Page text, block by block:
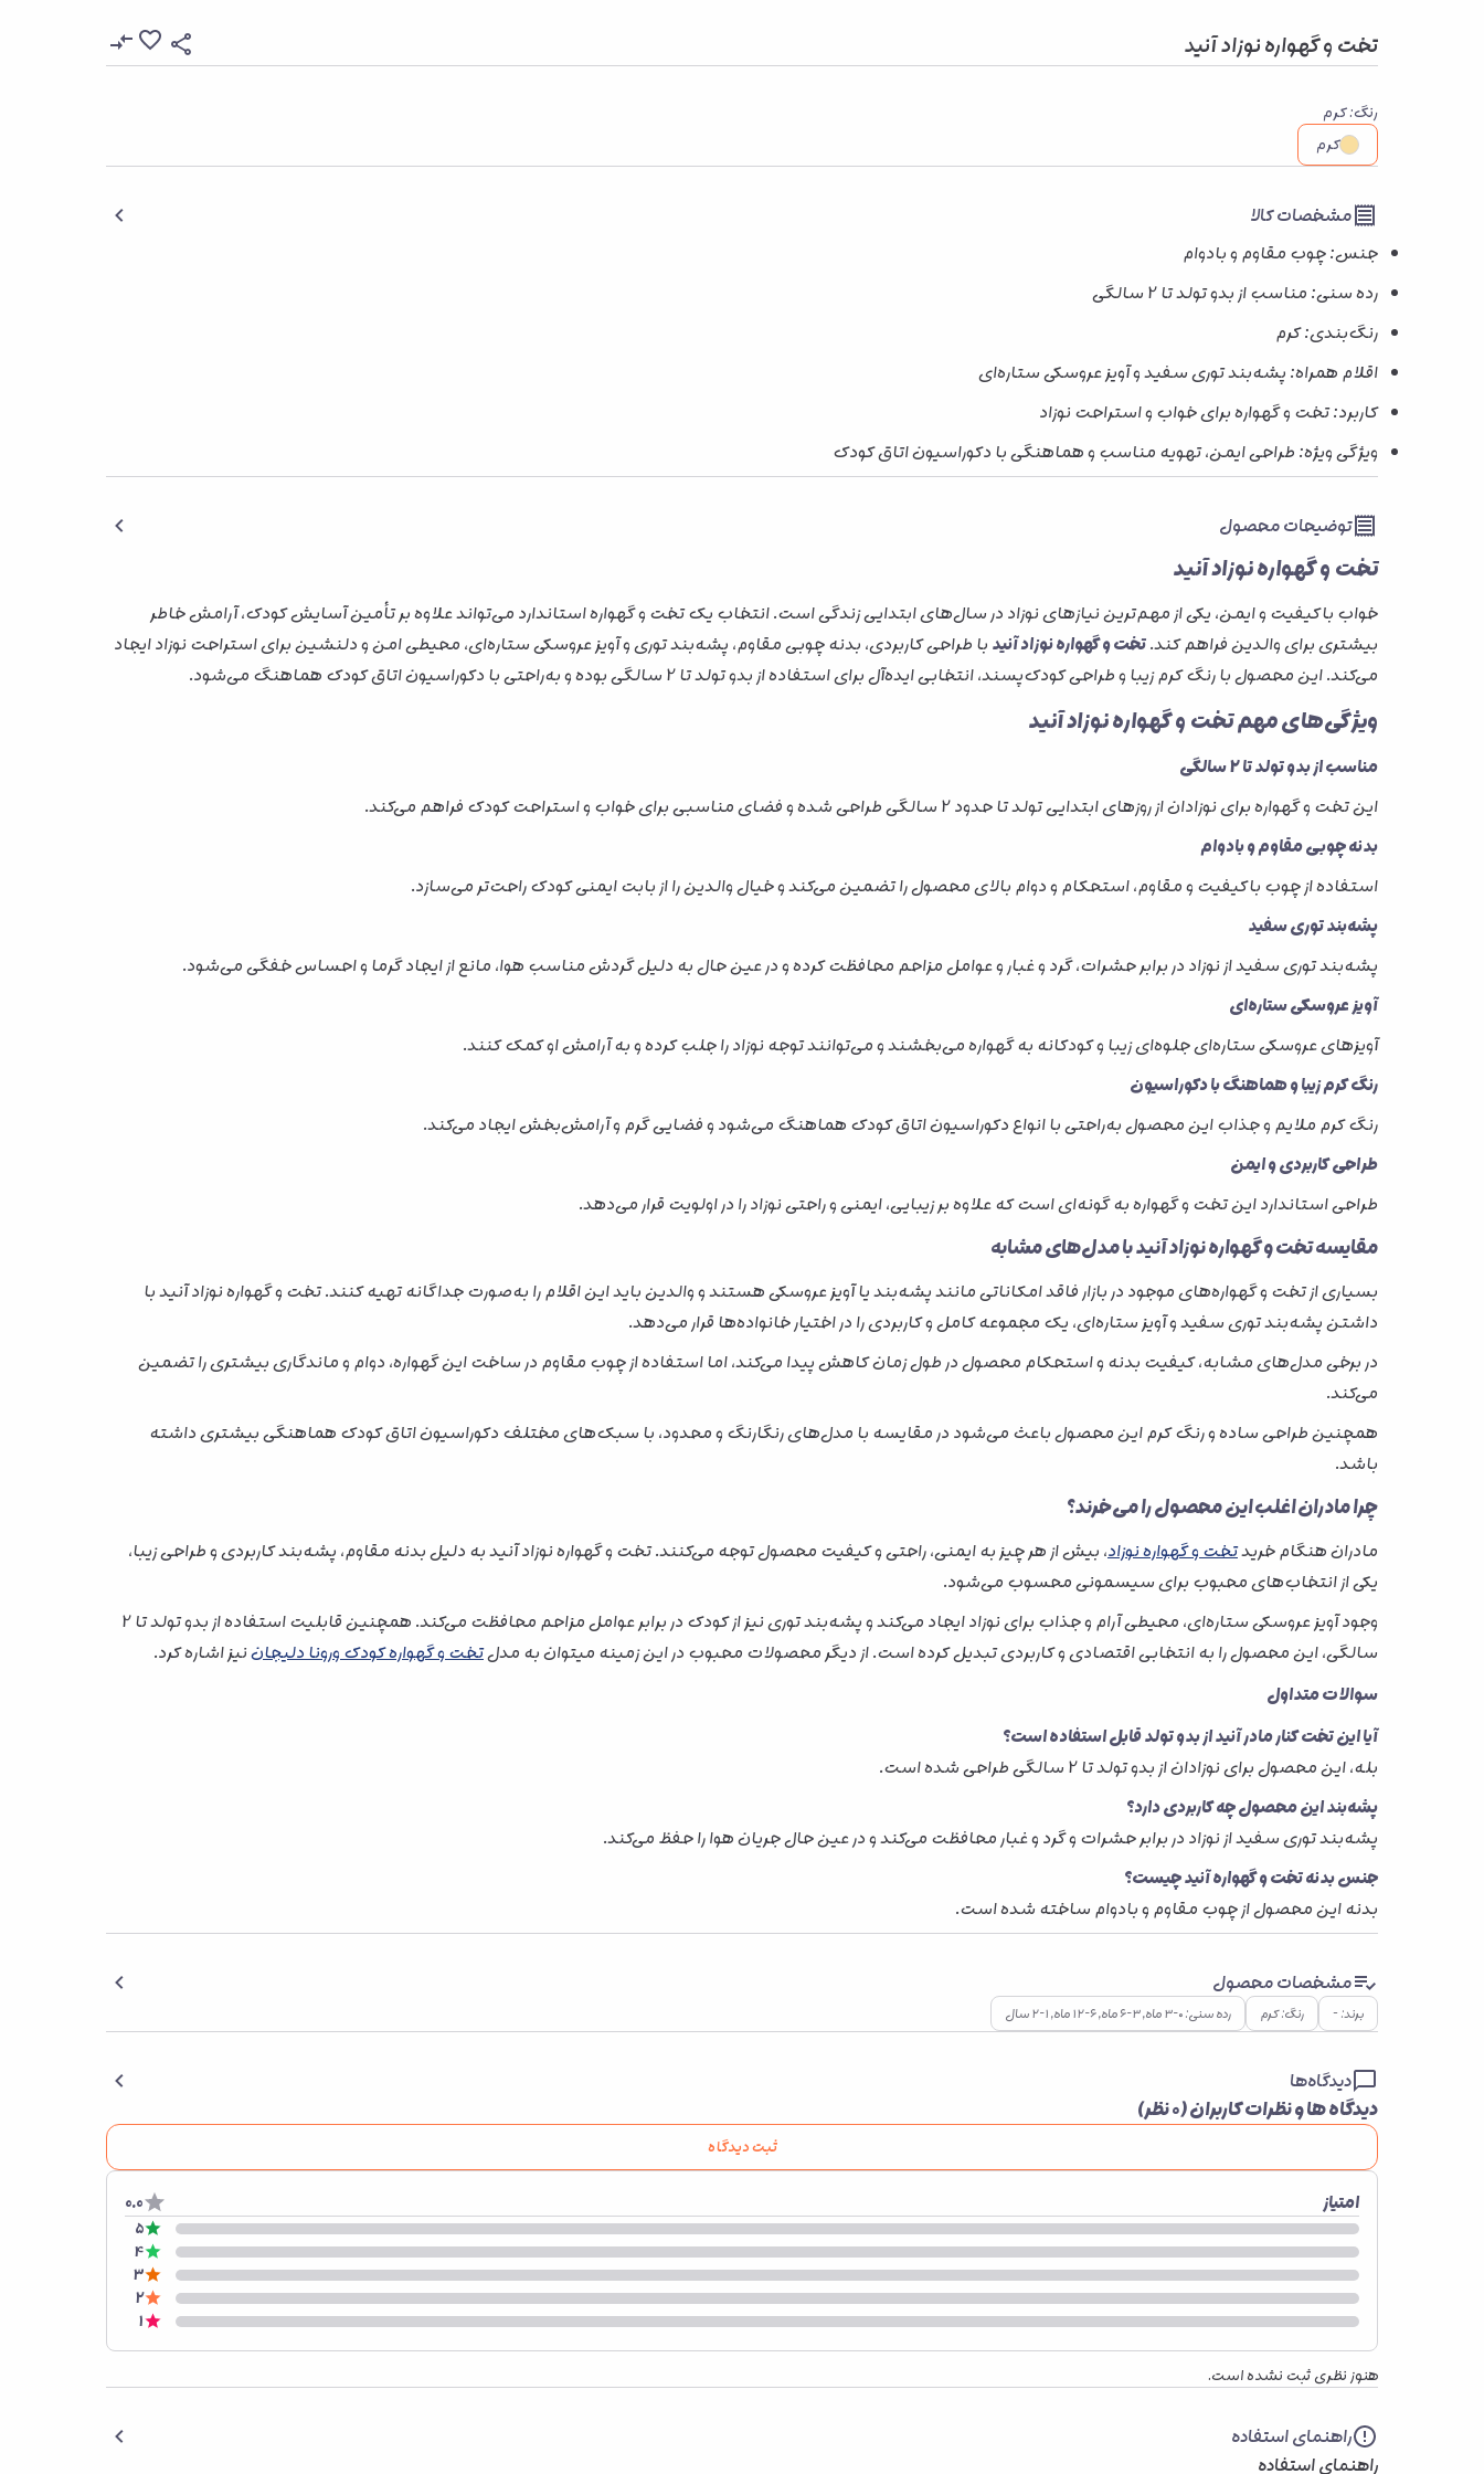
تخت و گهواره نوزاد آنید
رنگ:کرم
کرم
مشخصات کالا
جنس: چوب مقاوم و بادوام
رده سنی: مناسب از بدو تولد تا 2 سالگی
رنگ‌بندی: کرم
اقلام همراه: پشه‌بند توری سفید و آویز عروسکی ستاره‌ای
کاربرد: تخت و گهواره برای خواب و استراحت نوزاد
ویژگی ویژه: طراحی ایمن، تهویه مناسب و هماهنگی با دکوراسیون اتاق کودک
توضیحات محصول
تخت و گهواره نوزاد آنید
خواب باکیفیت و ایمن، یکی از مهم‌ترین نیازهای نوزاد در سال‌های ابتدایی زندگی است. انتخاب یک تخت و گهواره استاندارد می‌تواند علاوه بر تأمین آسایش کودک، آرامش خاطر
بیشتری برای والدین فراهم کند.تخت و گهواره نوزاد آنید با طراحی کاربردی، بدنه چوبی مقاوم، پشه‌بند توری و آویز عروسکی ستاره‌ای، محیطی امن و دلنشین برای استراحت نوزاد ایجاد
می‌کند. این محصول با رنگ کرم زیبا و طراحی کودک‌پسند، انتخابی ایده‌آل برای استفاده از بدو تولد تا 2 سالگی بوده و به‌راحتی با دکوراسیون اتاق کودک هماهنگ می‌شود.
ویژگی‌های مهم تخت و گهواره نوزاد آنید
مناسب از بدو تولد تا 2 سالگی
این تخت و گهواره برای نوزادان از روزهای ابتدایی تولد تا حدود 2 سالگی طراحی شده و فضای مناسبی برای خواب و استراحت کودک فراهم می‌کند.
بدنه چوبی مقاوم و بادوام
استفاده از چوب باکیفیت و مقاوم، استحکام و دوام بالای محصول را تضمین می‌کند و خیال والدین را از بابت ایمنی کودک راحت‌تر می‌سازد.
پشه‌بند توری سفید
پشه‌بند توری سفید از نوزاد در برابر حشرات، گرد و غبار و عوامل مزاحم محافظت کرده و در عین حال به دلیل گردش مناسب هوا، مانع از ایجاد گرما و احساس خفگی می‌شود.
آویز عروسکی ستاره‌ای
آویزهای عروسکی ستاره‌ای جلوه‌ای زیبا و کودکانه به گهواره می‌بخشند و می‌توانند توجه نوزاد را جلب کرده و به آرامش او کمک کنند.
رنگ کرم زیبا و هماهنگ با دکوراسیون
رنگ کرم ملایم و جذاب این محصول به‌راحتی با انواع دکوراسیون اتاق کودک هماهنگ می‌شود و فضایی گرم و آرامش‌بخش ایجاد می‌کند.
طراحی کاربردی و ایمن
طراحی استاندارد این تخت و گهواره به گونه‌ای است که علاوه بر زیبایی، ایمنی و راحتی نوزاد را در اولویت قرار می‌دهد.
مقایسه تخت و گهواره نوزاد آنید با مدل‌های مشابه
بسیاری از تخت و گهواره‌های موجود در بازار فاقد امکاناتی مانند پشه‌بند یا آویز عروسکی هستند و والدین باید این اقلام را به‌صورت جداگانه تهیه کنند. تخت و گهواره نوزاد آنید با
داشتن پشه‌بند توری سفید و آویز ستاره‌ای، یک مجموعه کامل و کاربردی را در اختیار خانواده‌ها قرار می‌دهد.
در برخی مدل‌های مشابه، کیفیت بدنه و استحکام محصول در طول زمان کاهش پیدا می‌کند، اما استفاده از چوب مقاوم در ساخت این گهواره، دوام و ماندگاری بیشتری را تضمین
می‌کند.
همچنین طراحی ساده و رنگ کرم این محصول باعث می‌شود در مقایسه با مدل‌های رنگارنگ و محدود، با سبک‌های مختلف دکوراسیون اتاق کودک هماهنگی بیشتری داشته
باشد.
چرا مادران اغلب این محصول را می‌خرند؟
مادران هنگام خریدتخت و گهواره نوزاد، بیش از هر چیز به ایمنی، راحتی و کیفیت محصول توجه می‌کنند. تخت و گهواره نوزاد آنید به دلیل بدنه مقاوم، پشه‌بند کاربردی و طراحی زیبا،
یکی از انتخاب‌های محبوب برای سیسمونی محسوب می‌شود.
وجود آویز عروسکی ستاره‌ای، محیطی آرام و جذاب برای نوزاد ایجاد می‌کند و پشه‌بند توری نیز از کودک در برابر عوامل مزاحم محافظت می‌کند. همچنین قابلیت استفاده از بدو تولد تا 2
سالگی، این محصول را به انتخابی اقتصادی و کاربردی تبدیل کرده است. از دیگر محصولات محبوب در این زمینه میتوان به مدلتخت و گهواره کودک ورونا دلیجاننیز اشاره کرد.
سوالات متداول
آیا این تخت کنار مادر آنید از بدو تولد قابل استفاده است؟
بله، این محصول برای نوزادان از بدو تولد تا 2 سالگی طراحی شده است.
پشه‌بند این محصول چه کاربردی دارد؟
پشه‌بند توری سفید از نوزاد در برابر حشرات و گرد و غبار محافظت می‌کند و در عین حال جریان هوا را حفظ می‌کند.
جنس بدنه تخت و گهواره آنید چیست؟
بدنه این محصول از چوب مقاوم و بادوام ساخته شده است.
مشخصات محصول
برند: - رنگ: کرم رده سنی: ۰–۳ ماه, ۳–۶ ماه, ۶–۱۲ ماه, ۱–۲ سال
دیدگاه‌ها
دیدگاه ها و نظرات کاربران (۰نظر)
ثبت دیدگاه
امتیاز 0.0
5
4
3
2
1
هنوز نظری ثبت نشده است.
راهنمای استفاده
راهنمای استفاده